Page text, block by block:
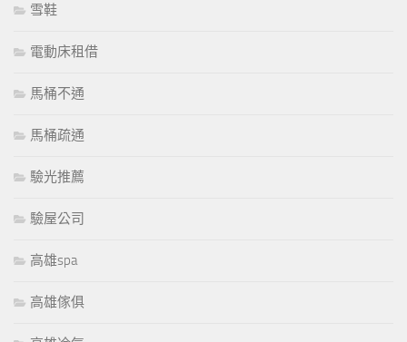
雪鞋
電動床租借
馬桶不通
馬桶疏通
驗光推薦
驗屋公司
高雄spa
高雄傢俱